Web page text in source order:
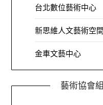
台北數位藝術中心
新思維人文藝術空間
金車文藝中心
藝術協會